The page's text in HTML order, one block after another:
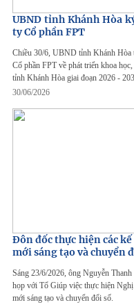
UBND tỉnh Khánh Hòa
ty Cổ phần FPT
Chiều 30/6, UBND tỉnh Khánh Hòa
Cổ phần FPT về phát triển khoa
tỉnh Khánh Hòa giai đoạn 2026 -
30/06/2026
Đôn đốc thực hiện các
mới sáng tạo và chuyển
Sáng 23/6/2026, ông Nguyễn
họp với Tổ Giúp việc thực hiện
mới sáng tạo và chuyển đổi số.